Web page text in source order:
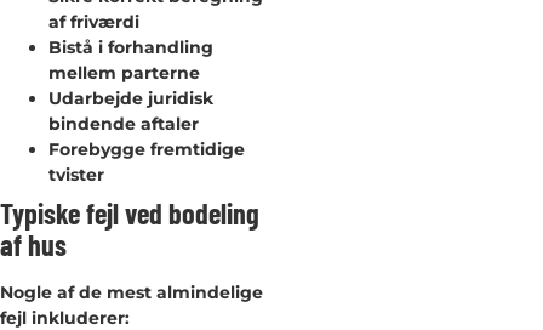
af friværdi
Bistå i forhandling
mellem parterne
Udarbejde juridisk
bindende aftaler
Forebygge fremtidige
tvister
Typiske fejl ved bodeling
af hus
Nogle af de mest almindelige
fejl inkluderer: